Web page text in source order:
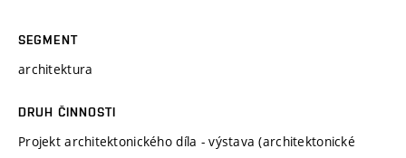
SEGMENT
architektura
DRUH ČINNOSTI
Projekt architektonického díla - výstava (architektonické